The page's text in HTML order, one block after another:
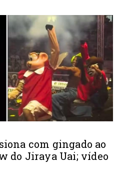
com gingado ao
do Jiraya Uai; vídeo